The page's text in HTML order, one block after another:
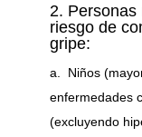
2.
riesgo de
gripe:
a. Niños
enfermedades
(excluyendo